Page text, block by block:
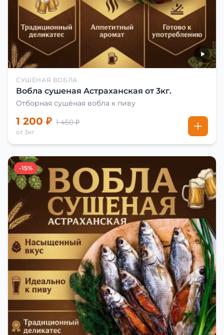
СУШЁНАЯ ВОБЛА
Вобла сушеная Астраханская от 3кг.
Отборная сушёная вобла к пиву
1 200 ₽ 1 450 ₽
от 3кг
-15%